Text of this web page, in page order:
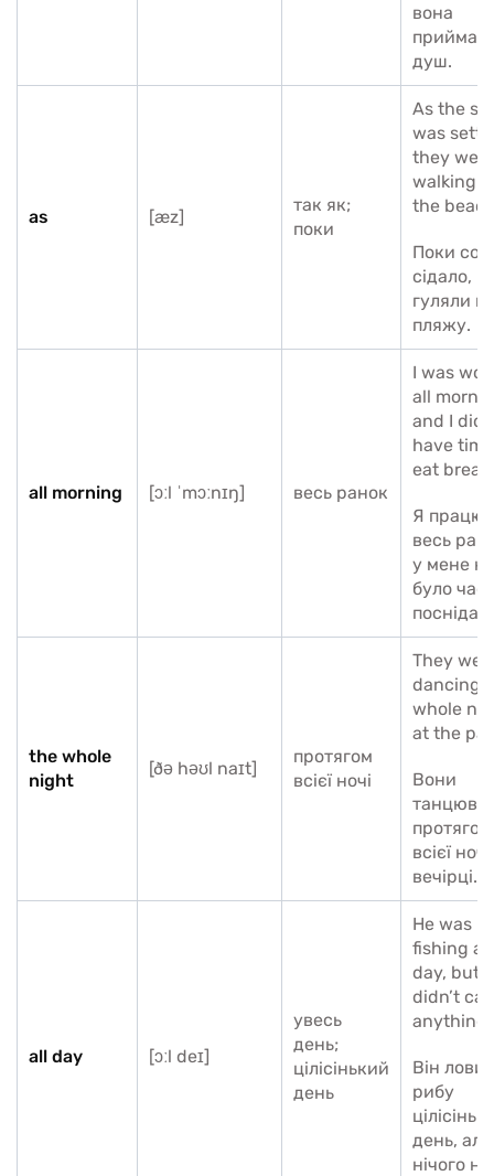
вона
душ.
as [æz]
так як;
поки
As the
was
they were
walking
the
Поки
сідало,
гуляли по
пляжу.
all morning [ɔːl ˈmɔːnɪŋ] весь ранок
I was
all
and I
have
eat
Я
весь
у мене не
було
the whole
night
[ðə həʊl naɪt]
протягом
всієї ночі
They
dancing
whole
at the
Вони
протягом
всієї
вечірці.
all day [ɔːl deɪ]
увесь
день;
цілісінький
день
He was
fishing all
day, but
didn’t
anything.
Він ловив
рибу
день, але
нічого не